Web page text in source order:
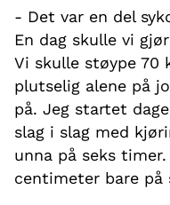
- Det var en del
En dag skulle vi
Vi skulle støype 70
plutselig alene på
på. Jeg startet
slag i slag med
unna på seks
centimeter bare på